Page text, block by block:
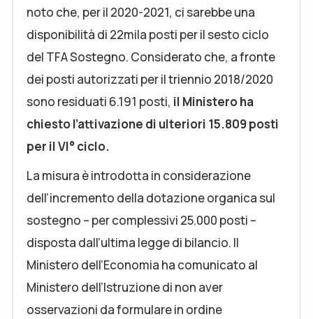
noto che, per il 2020-2021, ci sarebbe una
disponibilità di 22mila posti per il sesto ciclo
del TFA Sostegno. Considerato che, a fronte
dei posti autorizzati per il triennio 2018/2020
sono residuati 6.191 posti, il Ministero ha
chiesto l’attivazione di ulteriori 15.809 posti
per il VI° ciclo.
La misura è introdotta in considerazione
dell’incremento della dotazione organica sul
sostegno – per complessivi 25.000 posti –
disposta dall’ultima legge di bilancio. Il
Ministero dell’Economia ha comunicato al
Ministero dell’Istruzione di non aver
osservazioni da formulare in ordine